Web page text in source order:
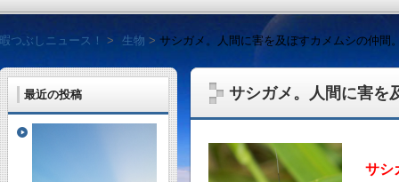
サシガメ。人間に害を
サシ
最近の投稿
暇つぶしニュース！ 生物 サシガメ。人間に害を及ぼすカメムシの仲間
暇つぶしニュース！
毎日面白い話題をピッ